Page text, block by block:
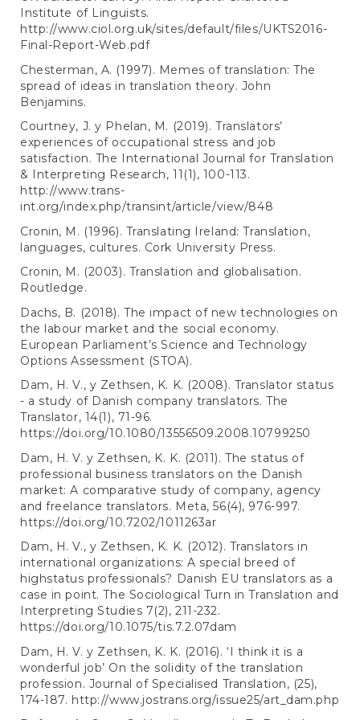
Institute of Linguists.
http://www.ciol.org.uk/sites/default/files/UKTS2016-
Final-Report-Web.pdf
Chesterman, A. (1997). Memes of translation: The
spread of ideas in translation theory. John
Benjamins.
Courtney, J. y Phelan, M. (2019). Translators’
experiences of occupational stress and job
satisfaction. The International Journal for Translation
& Interpreting Research, 11(1), 100-113.
http://www.trans-
int.org/index.php/transint/article/view/848
Cronin, M. (1996). Translating Ireland: Translation,
languages, cultures. Cork University Press.
Cronin, M. (2003). Translation and globalisation.
Routledge.
Dachs, B. (2018). The impact of new technologies on
the labour market and the social economy.
European Parliament’s Science and Technology
Options Assessment (STOA).
Dam, H. V., y Zethsen, K. K. (2008). Translator status
- a study of Danish company translators. The
Translator, 14(1), 71-96.
https://doi.org/10.1080/13556509.2008.10799250
Dam, H. V. y Zethsen, K. K. (2011). The status of
professional business translators on the Danish
market: A comparative study of company, agency
and freelance translators. Meta, 56(4), 976-997.
https://doi.org/10.7202/1011263ar
Dam, H. V., y Zethsen, K. K. (2012). Translators in
international organizations: A special breed of
highstatus professionals? Danish EU translators as a
case in point. The Sociological Turn in Translation and
Interpreting Studies 7(2), 211-232.
https://doi.org/10.1075/tis.7.2.07dam
Dam, H. V. y Zethsen, K. K. (2016). ‘I think it is a
wonderful job’ On the solidity of the translation
profession. Journal of Specialised Translation, (25),
174-187. http://www.jostrans.org/issue25/art_dam.php